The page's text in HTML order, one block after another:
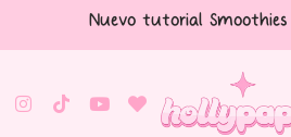
Nuevo tutorial Smoothies